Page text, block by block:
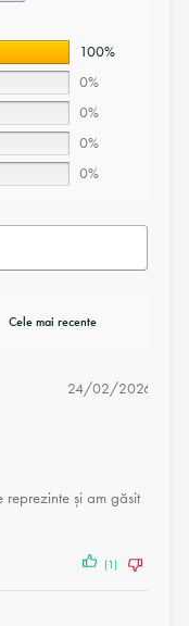
100%
0%
0%
0%
0%
24/02/2026
și am găsit
(1)